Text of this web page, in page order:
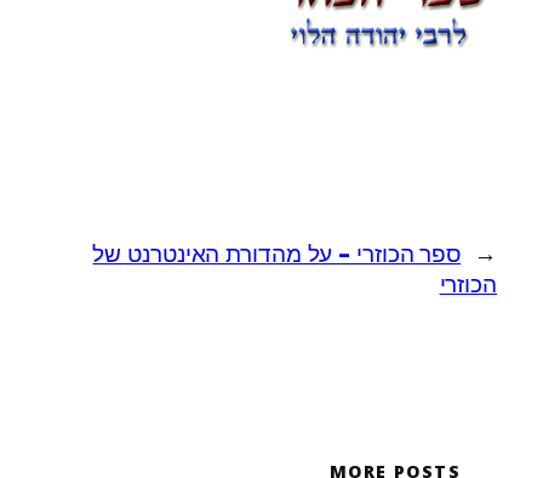
← ספר הכוזרי – על מהדורת האינטרנט של
הכוזרי
MORE POSTS